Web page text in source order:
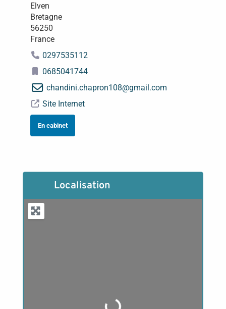
Elven
Bretagne
56250
France
0297535112
0685041744
chandini.chapron108@gmail.com
Site Internet
En cabinet
Localisation
Loading...